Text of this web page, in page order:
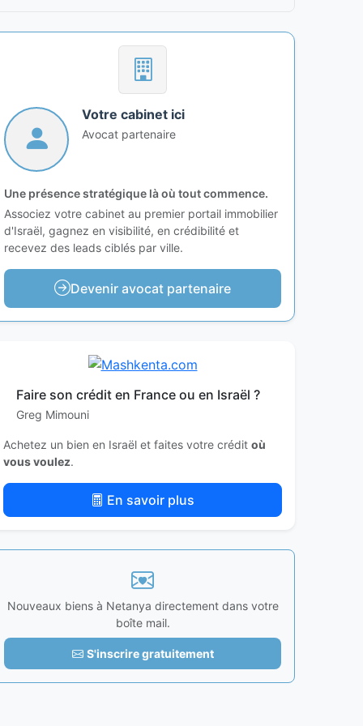
Votre cabinet ici
Avocat partenaire
Une présence stratégique là où tout commence.
Associez votre cabinet au premier portail immobilier
d'Israël, gagnez en visibilité, en crédibilité et
recevez des leads ciblés par ville.
Devenir avocat partenaire
Faire son crédit en France ou en Israël ?
Greg Mimouni
Achetez un bien en Israël et faites votre crédit où
vous voulez.
En savoir plus
Nouveaux biens à Netanya directement dans votre
boîte mail.
S'inscrire gratuitement